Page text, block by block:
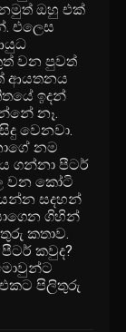
‍න‍මුත්‍ ‍ඔ‍හු ‍එක්‍
‍එ‍ලෙ‍ස
‍ව‍න ‍පු‍වත්‍
‍ආ‍ය‍ත‍න‍ය
‍ඉ‍දන්‍
‍නෑ.
‍වෙ‍න‍වා.
‍න‍ම
‍ගන්‍‍නා ‍පී‍ටර්
‍ව‍න ‍කෝ‍ටි
‍යන්‍‍න ‍ස‍ද‍හන්‍
‍ගි‍හින්‍
‍ක‍තා‍ව.
‍ක‍වු‍ද?
‍පි‍ලි‍තු‍රු